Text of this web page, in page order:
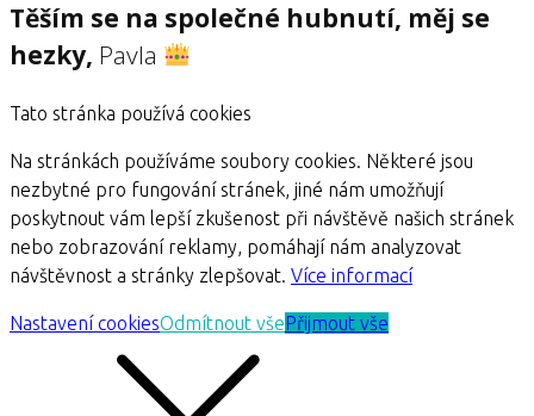
Těším se na společné hubnutí, měj se
hezky, Pavla
Tato stránka používá cookies
Na stránkách používáme soubory cookies. Některé jsou
nezbytné pro fungování stránek, jiné nám umožňují
poskytnout vám lepší zkušenost při návštěvě našich stránek
nebo zobrazování reklamy, pomáhají nám analyzovat
návštěvnost a stránky zlepšovat. Více informací
Nastavení cookiesOdmítnout všePřijmout vše